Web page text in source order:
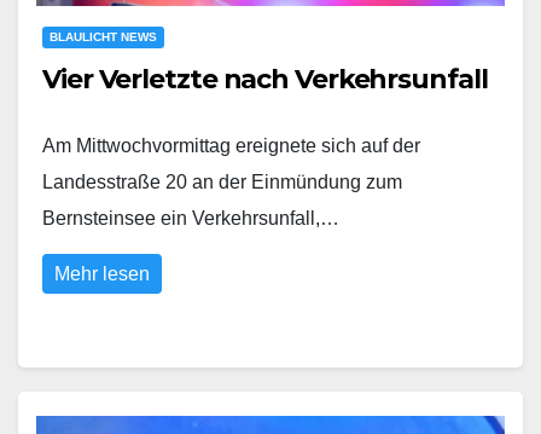
BLAULICHT NEWS
Vier Verletzte nach Verkehrsunfall
Am Mittwochvormittag ereignete sich auf der
Landesstraße 20 an der Einmündung zum
Bernsteinsee ein Verkehrsunfall,…
Mehr lesen